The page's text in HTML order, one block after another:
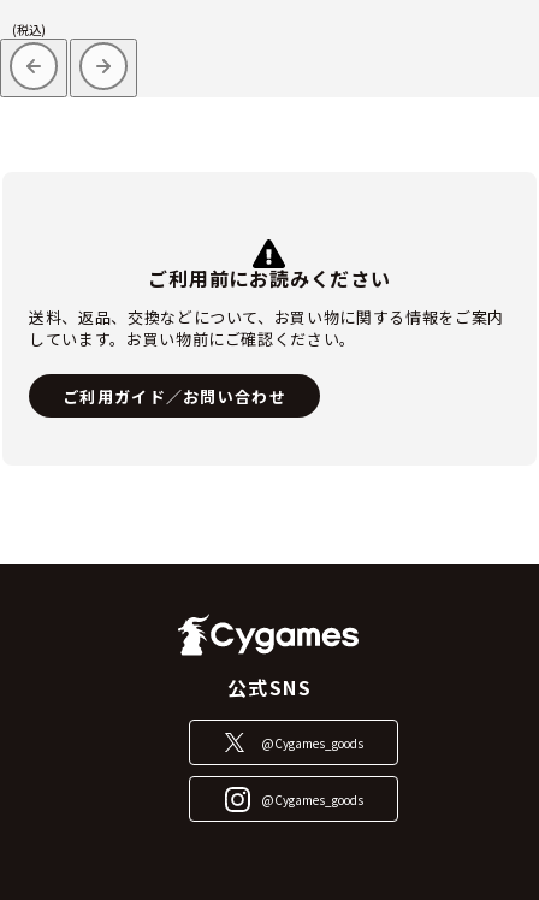
(税込)
ご利用前にお読みください
送料、返品、交換などについて、お買い物に関する情報をご案内
しています。お買い物前にご確認ください。
ご利用ガイド／お問い合わせ
公式SNS
@Cygames_goods
@Cygames_goods